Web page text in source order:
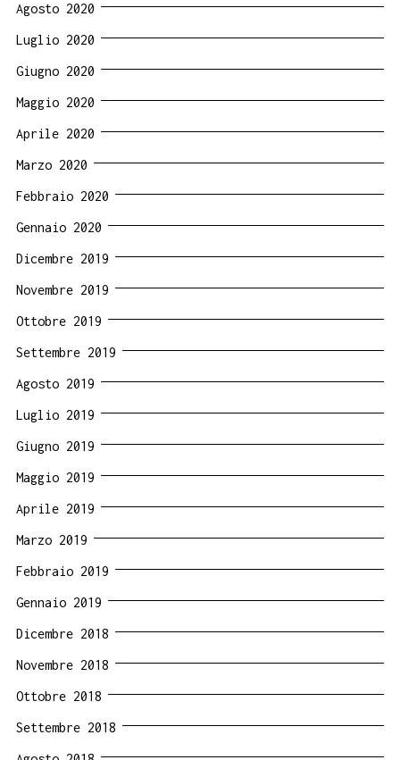
Agosto 2020
Luglio 2020
Giugno 2020
Maggio 2020
Aprile 2020
Marzo 2020
Febbraio 2020
Gennaio 2020
Dicembre 2019
Novembre 2019
Ottobre 2019
Settembre 2019
Agosto 2019
Luglio 2019
Giugno 2019
Maggio 2019
Aprile 2019
Marzo 2019
Febbraio 2019
Gennaio 2019
Dicembre 2018
Novembre 2018
Ottobre 2018
Settembre 2018